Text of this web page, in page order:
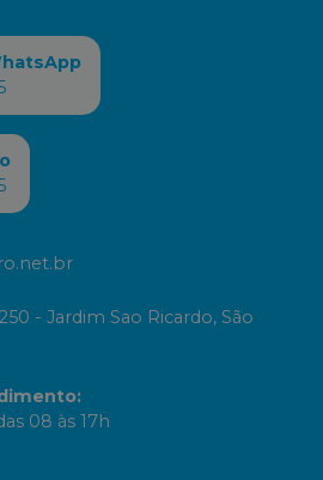
- Jardim Sao Ricardo, São
:
08 às 17h